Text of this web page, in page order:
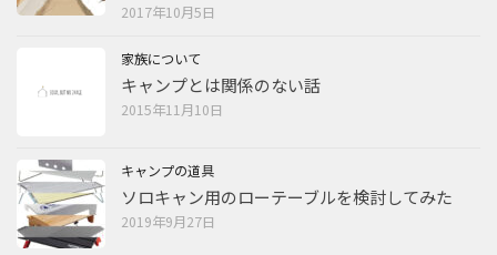
2017年10月5日
家族について
キャンプとは関係のない話
2015年11月10日
キャンプの道具
ソロキャン用のローテーブルを検討してみた
2019年9月27日